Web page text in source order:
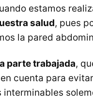
estamos
salud, pues
la pared
parte trabajada,
cuenta para
interminables